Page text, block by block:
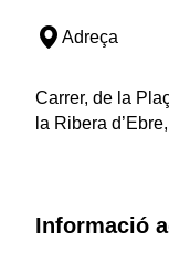
Adreça
Carrer, de la
la Ribera
Informació